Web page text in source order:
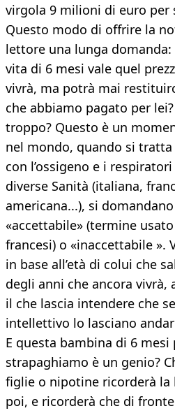
virgola 9 milioni di euro
Questo modo di offrire la
lettore una lunga domanda:
vita di 6 mesi vale quel
vivrà, ma potrà mai
che abbiamo pagato per
troppo? Questo è un
nel mondo, quando si
con l’ossigeno e i
diverse Sanità (italiana,
americana...), si
«accettabile» (termine
francesi) o «inaccettabile ».
in base all’età di colui che
degli anni che ancora
il che lascia intendere che
intellettivo lo lasciano
E questa bambina di 6 mesi
strapaghiamo è un genio?
figlie o nipotine ricorderà la
poi, e ricorderà che di